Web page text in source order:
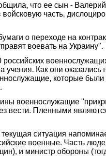
что ее сын -
часть,
о переходе на
воевать на Украину".
Как они оказались
которые
военнослужащие
вести. Пленными
ситуация
военные. Часть
и министр обороны